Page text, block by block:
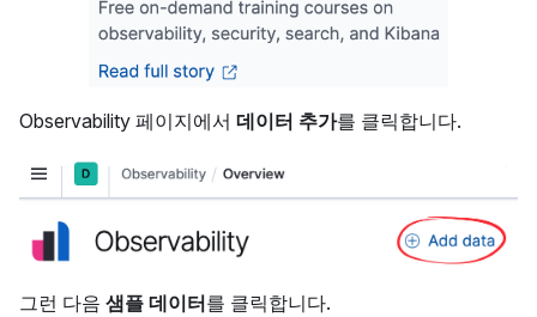
Observability 페이지에서 데이터 추가를 클릭합니다.
그런 다음 샘플 데이터를 클릭합니다.